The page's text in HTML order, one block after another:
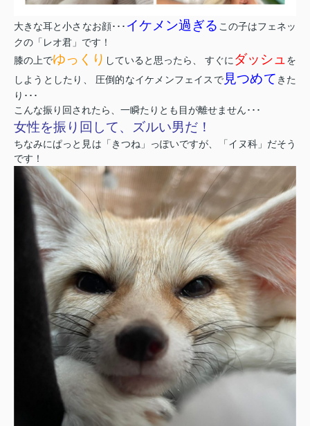
大きな耳と小さなお顔･･･イケメン過ぎる この子はフェネッ
クの「レオ君」です！
膝の上でゆっくり していると思ったら、 すぐに ダッシュ を
しようとしたり、 圧倒的なイケメンフェイスで見つめて きた
り･･･
こんな振り回されたら、一瞬たりとも目が離せません･･･
女性を振り回して、ズルい男だ！
ちなみにぱっと見は「きつね」っぽいですが、「イヌ科」だそう
です！